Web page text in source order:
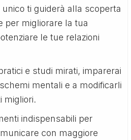
ti guiderà alla scoperta
per migliorare la tua
le tue relazioni
e studi mirati, imparerai
mentali e a modificarli
migliori.
indispensabili per
con maggiore